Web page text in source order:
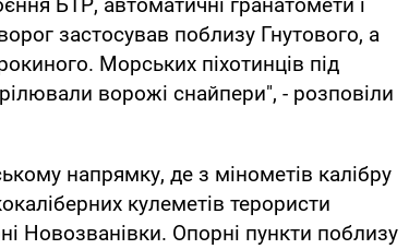
БТР, автоматичні гранатомети і
застосував поблизу Гнутового, а
Морських піхотинців під
ворожі снайпери", - розповіли
напрямку, де з мінометів калібру
кулеметів терористи
Новозванівки. Опорні пункти поблизу